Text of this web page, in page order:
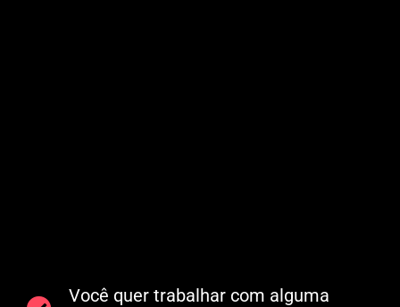
Você quer trabalhar com alguma